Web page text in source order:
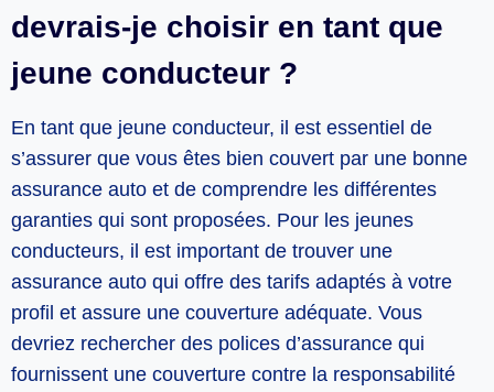
devrais-je choisir en tant que
jeune conducteur ?
En tant que jeune conducteur, il est essentiel de
s’assurer que vous êtes bien couvert par une bonne
assurance auto et de comprendre les différentes
garanties qui sont proposées. Pour les jeunes
conducteurs, il est important de trouver une
assurance auto qui offre des tarifs adaptés à votre
profil et assure une couverture adéquate. Vous
devriez rechercher des polices d’assurance qui
fournissent une couverture contre la responsabilité